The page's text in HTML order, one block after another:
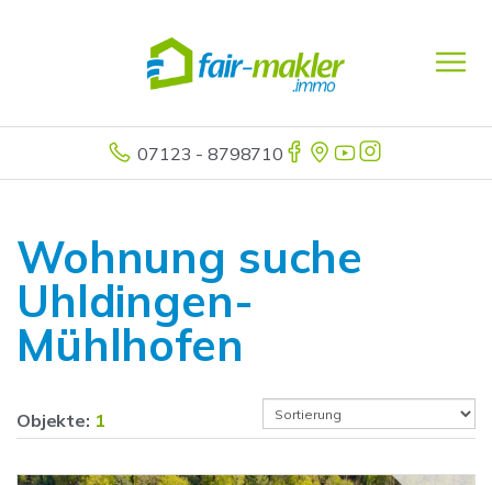
07123 - 8798710
Wohnung suche
Uhldingen-
Mühlhofen
Objekte: 1